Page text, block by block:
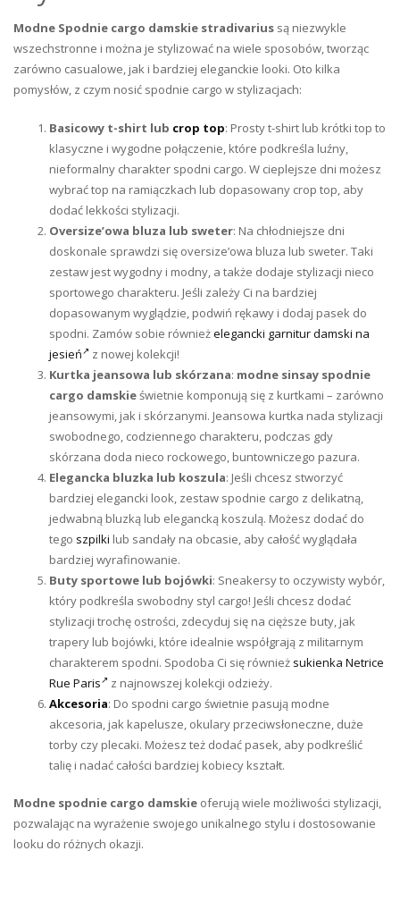
Modne Spodnie cargo damskie stradivarius są niezwykle
wszechstronne i można je stylizować na wiele sposobów, tworząc
zarówno casualowe, jak i bardziej eleganckie looki. Oto kilka
pomysłów, z czym nosić spodnie cargo w stylizacjach:
Basicowy t-shirt lub crop top: Prosty t-shirt lub krótki top to
klasyczne i wygodne połączenie, które podkreśla luźny,
nieformalny charakter spodni cargo. W cieplejsze dni możesz
wybrać top na ramiączkach lub dopasowany crop top, aby
dodać lekkości stylizacji.
Oversize’owa bluza lub sweter: Na chłodniejsze dni
doskonale sprawdzi się oversize’owa bluza lub sweter. Taki
zestaw jest wygodny i modny, a także dodaje stylizacji nieco
sportowego charakteru. Jeśli zależy Ci na bardziej
dopasowanym wyglądzie, podwiń rękawy i dodaj pasek do
spodni. Zamów sobie równieżelegancki garnitur damski na
jesień
z nowej kolekcji!
Kurtka jeansowa lub skórzana: modne sinsay spodnie
cargo damskieświetnie komponują się z kurtkami – zarówno
jeansowymi, jak i skórzanymi. Jeansowa kurtka nada stylizacji
swobodnego, codziennego charakteru, podczas gdy
skórzana doda nieco rockowego, buntowniczego pazura.
Elegancka bluzka lub koszula: Jeśli chcesz stworzyć
bardziej elegancki look, zestaw spodnie cargo z delikatną,
jedwabną bluzką lub elegancką koszulą. Możesz dodać do
tego szpilki lub sandały na obcasie, aby całość wyglądała
bardziej wyrafinowanie.
Buty sportowe lub bojówki: Sneakersy to oczywisty wybór,
który podkreśla swobodny styl cargo! Jeśli chcesz dodać
stylizacji trochę ostrości, zdecyduj się na cięższe buty, jak
trapery lub bojówki, które idealnie współgrają z militarnym
charakterem spodni. Spodoba Ci się również sukienka Netrice
Rue Paris
z najnowszej kolekcji odzieży.
Akcesoria: Do spodni cargo świetnie pasują modne
akcesoria, jak kapelusze, okulary przeciwsłoneczne, duże
torby czy plecaki. Możesz też dodać pasek, aby podkreślić
talię i nadać całości bardziej kobiecy kształt.
Modne spodnie cargo damskie oferują wiele możliwości stylizacji,
pozwalając na wyrażenie swojego unikalnego stylu i dostosowanie
looku do różnych okazji.